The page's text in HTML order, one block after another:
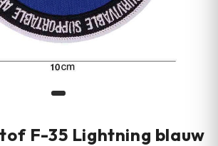
F-35 Lightning blauw